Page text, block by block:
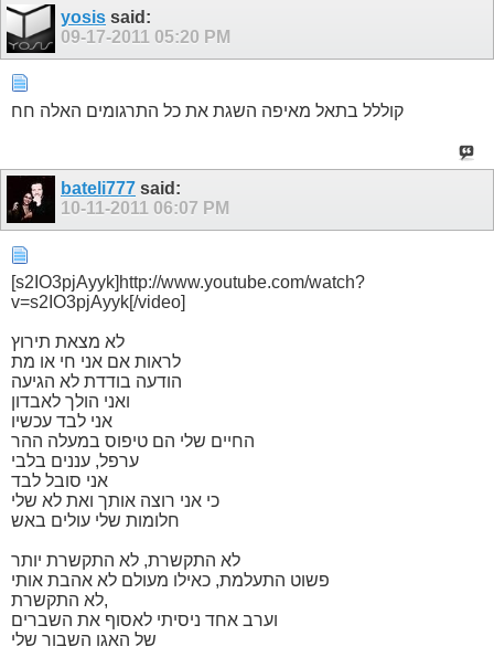
yosis said:
09-17-2011 05:20 PM
קוללל בתאל מאיפה השגת את כל התרגומים האלה חח
bateli777 said:
10-11-2011 06:07 PM
[s2IO3pjAyyk]http://www.youtube.com/watch?
v=s2IO3pjAyyk[/video]
לא מצאת תירוץ
לראות אם אני חי או מת
הודעה בודדת לא הגיעה
ואני הולך לאבדון
אני לבד עכשיו
החיים שלי הם טיפוס במעלה ההר
ערפל, עננים בלבי
אני סובל לבד
כי אני רוצה אותך ואת לא שלי
חלומות שלי עולים באש
לא התקשרת, לא התקשרת יותר
פשוט התעלמת, כאילו מעולם לא אהבת אותי
לא התקשרת,
וערב אחד ניסיתי לאסוף את השברים
של האגו השבור שלי